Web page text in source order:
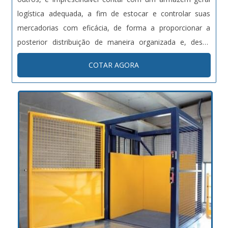
com os fabricantes dos equipamentos, atuando com
qualidade e garantindo a segurança do trabalhador, assim
como, atuar conforme normas vigentes de segurança e
meio ambiente. A principal ferramenta é o sistema de
pós-vendas e as manutenções preventivas evitando
prováveis falhas e/ou quebras dos equipamentos.A
EMPRESA GARANTE SEGURANÇA EM TRANSPORTES
ESPECIAISA Carvalhão possui uma ampla diversidade de
serviços a oferecer, tais como: transportes de container;
transportes pesados; terminal para container; guindastes
para içamentos; mudanças industriais; remoções;
empilhadeira; armazenagem; terceirização de operações
de logística dedicada.
logística adequada, a fim de estocar e controlar suas
mercadorias com eficácia, de forma a proporcionar a
posterior distribuição de maneira organizada e, dessa
forma, minimizar perdas durante tais processos.MAIS
DETALHES SOBRE O PRODUTOUm armazem adequado
engloba uma série de fatores e particularidades voltados
para o controle e manuseio correto de diferentes
mercadorias. Nesse sentido, o armazem deve atender
com precisão às características e propriedades de cada
produto, principalmente em se tratando de materiais
complexos e que requerem áreas segregadas para o seu
devido gerenciamento, como os produtos farmacêuticos,
por exemplo.Dessa forma, o armazem deve contar com
sistemas integrados de gestão, que por meio do uso de
softwares específicos e de última geração viabilizam
COTAR AGORA